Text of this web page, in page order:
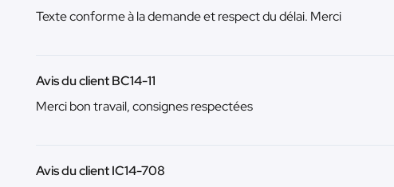
Texte conforme à la demande et respect du délai. Merci
Avis du client BC14-11
Merci bon travail, consignes respectées
Avis du client IC14-708